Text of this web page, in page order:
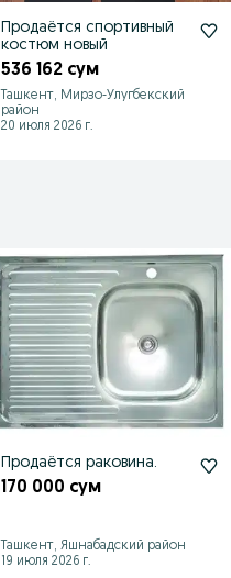
Продаётся спортивный
костюм новый
536 162 сум
Ташкент, Мирзо-Улугбекский
район
20 июля 2026 г.
Продаётся раковина.
170 000 сум
Ташкент, Яшнабадский район
19 июля 2026 г.